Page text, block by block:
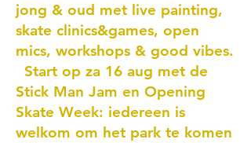
jong & oud met live painting,
skate clinics&games, open
mics, workshops & good vibes.
Start op za 16 aug met de
Stick Man Jam en Opening
Skate Week: iedereen is
welkom om het park te komen